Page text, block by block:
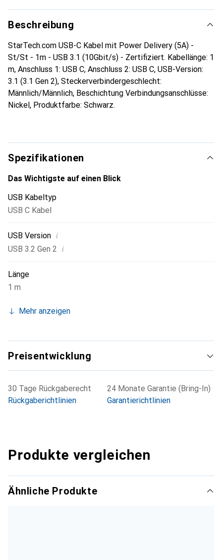
Beschreibung
StarTech.com USB-C Kabel mit Power Delivery (5A) -
St/St - 1m - USB 3.1 (10Gbit/s) - Zertifiziert. Kabellänge: 1
m, Anschluss 1: USB C, Anschluss 2: USB C, USB-Version:
3.1 (3.1 Gen 2), Steckerverbindergeschlecht:
Männlich/Männlich, Beschichtung Verbindungsanschlüsse:
Nickel, Produktfarbe: Schwarz.
Spezifikationen
Das Wichtigste auf einen Blick
USB Kabeltyp
USB C Kabel
USB Version i
USB 3.2 Gen 2 i
Länge
1 m
Mehr anzeigen
Preisentwicklung
30 Tage Rückgaberecht
Rückgaberichtlinien
24 Monate Garantie (Bring-In)
Garantierichtlinien
Produkte vergleichen
Ähnliche Produkte